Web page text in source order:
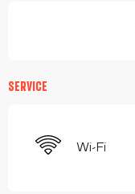
SERVICE
Wi-Fi